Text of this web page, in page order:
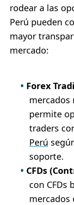
rodear a las
Perú pueden
mayor
mercado:
Forex
mercados
permite
traders
Perú
soporte.
CFDs
con CFDs
mercados